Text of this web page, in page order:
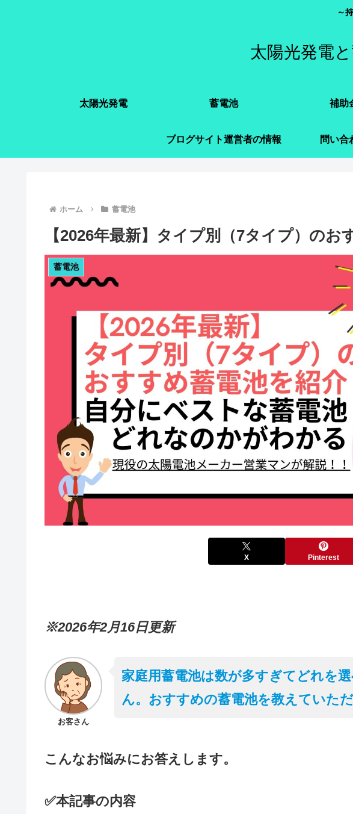
～
太陽光発電
太陽光発電 蓄電池 補助
ブログサイト運営者の情報 問い合
ホーム 蓄電池
【2026年最新】タイプ別（7タイプ）のお
蓄電池
X Pinterest
※2026年2月16日更新
お客さん
家庭用蓄電池は数が多すぎてどれを
ん。おすすめの蓄電池を教えていた
こんなお悩みにお答えします。
✅本記事の内容